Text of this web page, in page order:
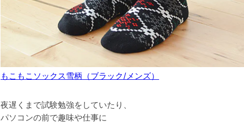
もこもこソックス雪柄（ブラック/メンズ）
夜遅くまで試験勉強をしていたり、
パソコンの前で趣味や仕事に